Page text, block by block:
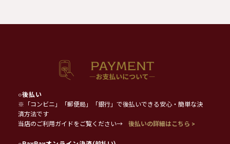
○後払い
※「コンビニ」「郵便局」「銀行」で後払いできる安心・簡単な決
済方法です
当店のご利用ガイドをご覧ください→
後払いの詳細はこちら >